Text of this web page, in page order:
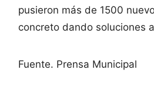
pusieron más de 1500
concreto dando soluciones
Fuente. Prensa Municipal